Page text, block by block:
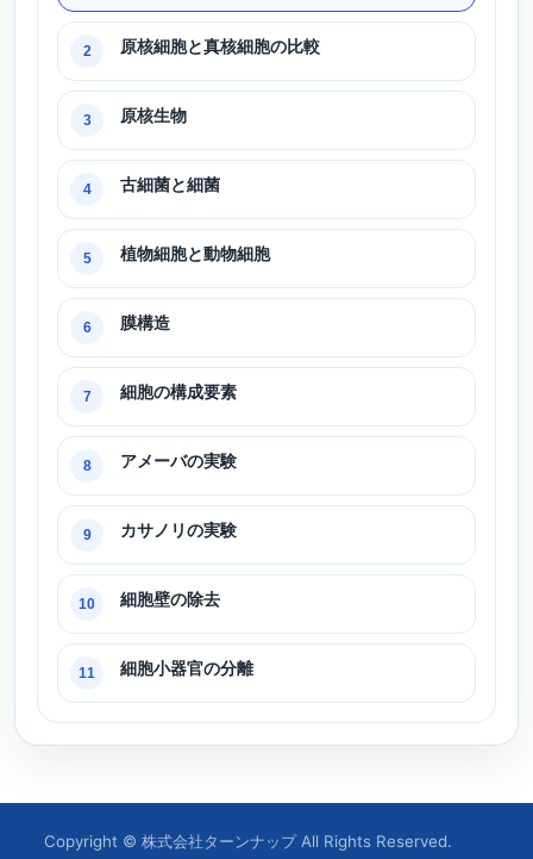
2 原核細胞と真核細胞の比較
3 原核生物
4 古細菌と細菌
5 植物細胞と動物細胞
6 膜構造
7 細胞の構成要素
8 アメーバの実験
9 カサノリの実験
10 細胞壁の除去
11 細胞小器官の分離
Copyright © 株式会社ターンナップ All Rights Reserved.